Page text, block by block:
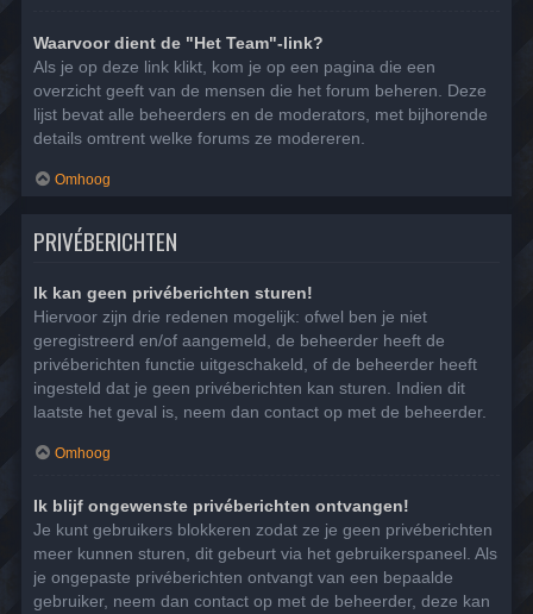
Waarvoor dient de "Het Team"-link?
Als je op deze link klikt, kom je op een pagina die een
overzicht geeft van de mensen die het forum beheren. Deze
lijst bevat alle beheerders en de moderators, met bijhorende
details omtrent welke forums ze modereren.
Omhoog
PRIVÉBERICHTEN
Ik kan geen privéberichten sturen!
Hiervoor zijn drie redenen mogelijk: ofwel ben je niet
geregistreerd en/of aangemeld, de beheerder heeft de
privéberichten functie uitgeschakeld, of de beheerder heeft
ingesteld dat je geen privéberichten kan sturen. Indien dit
laatste het geval is, neem dan contact op met de beheerder.
Omhoog
Ik blijf ongewenste privéberichten ontvangen!
Je kunt gebruikers blokkeren zodat ze je geen privéberichten
meer kunnen sturen, dit gebeurt via het gebruikerspaneel. Als
je ongepaste privéberichten ontvangt van een bepaalde
gebruiker, neem dan contact op met de beheerder, deze kan